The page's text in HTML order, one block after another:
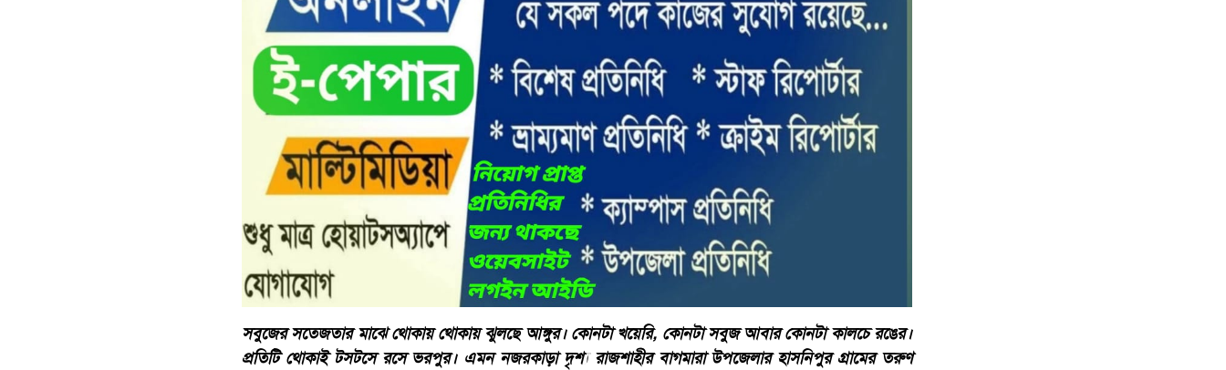
সবুজের সতেজতার মাঝে থোকায় থোকায় ঝুলছে আঙ্গুর। কোনটা খয়েরি, কোনটা সবুজ আবার কোনটা কালচে রঙের।
প্রতিটি থোকাই টসটসে রসে ভরপুর। এমন নজরকাড়া দৃশ্য রাজশাহীর বাগমারা উপজেলার হাসনিপুর গ্রামের তরুণ